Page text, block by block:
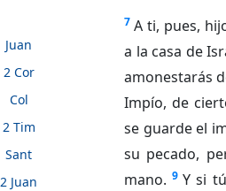
Juan
2 Cor
Col
2 Tim
Sant
2 Juan
7 A ti, pues,
a la casa de
amonestarás
Impío, de
se guarde el
su pecado,
mano. 9 Y si